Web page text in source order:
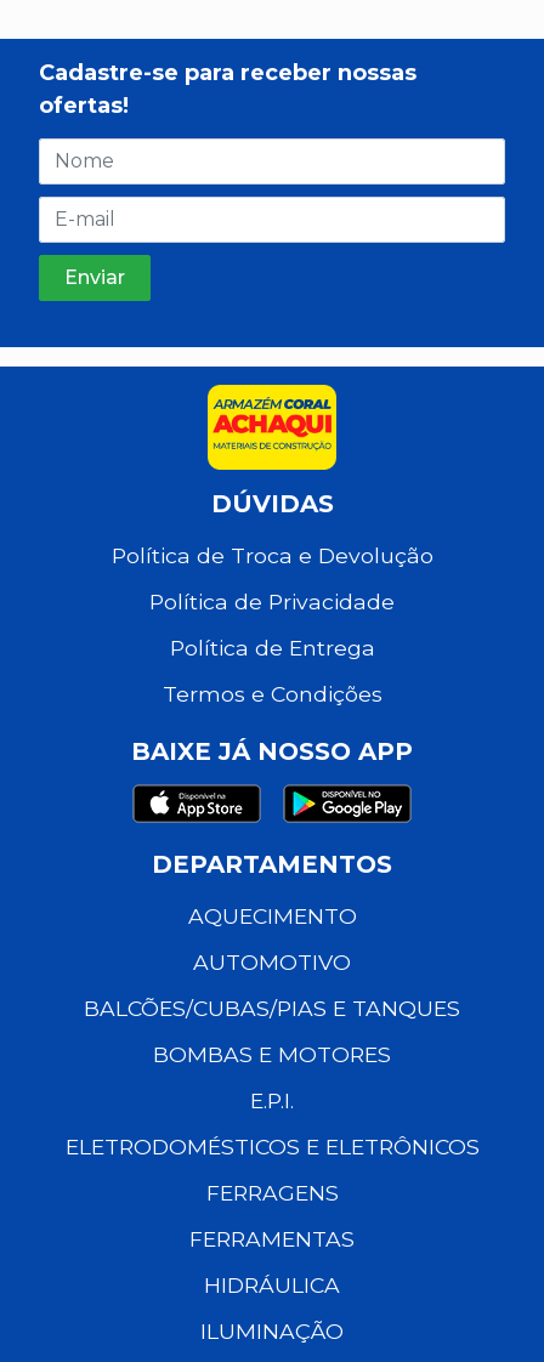
Cadastre-se para receber nossas
ofertas!
DÚVIDAS
Política de Troca e Devolução
Política de Privacidade
Política de Entrega
Termos e Condições
BAIXE JÁ NOSSO APP
DEPARTAMENTOS
AQUECIMENTO
AUTOMOTIVO
BALCÕES/CUBAS/PIAS E TANQUES
BOMBAS E MOTORES
E.P.I.
ELETRODOMÉSTICOS E ELETRÔNICOS
FERRAGENS
FERRAMENTAS
HIDRÁULICA
ILUMINAÇÃO